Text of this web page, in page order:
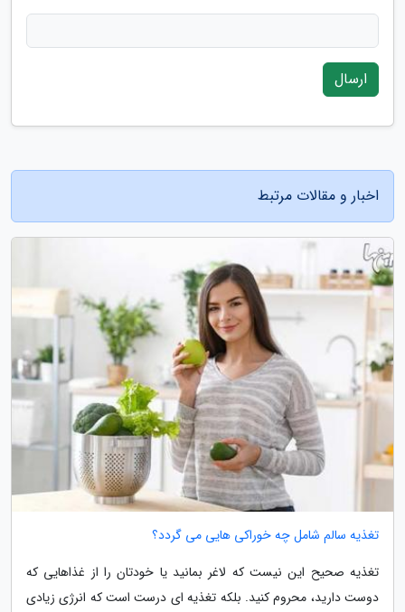
ارسال
اخبار و مقالات مرتبط
تغذیه سالم شامل چه خوراکی هایی می گردد؟
تغذیه صحیح این نیست که لاغر بمانید یا خودتان را از غذاهایی که
دوست دارید، محروم کنید. بلکه تغذیه ای درست است که انرژی زیادی